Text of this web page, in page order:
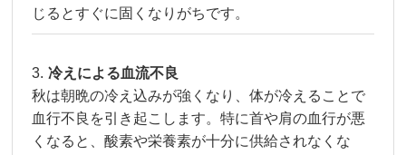
じるとすぐに固くなりがちです。
冷えによる血流不良
秋は朝晩の冷え込みが強くなり、体が冷えることで
血行不良を引き起こします。特に首や肩の血行が悪
くなると、酸素や栄養素が十分に供給されなくな